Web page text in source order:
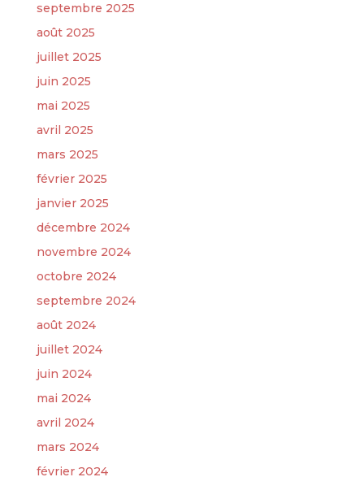
septembre 2025
août 2025
juillet 2025
juin 2025
mai 2025
avril 2025
mars 2025
février 2025
janvier 2025
décembre 2024
novembre 2024
octobre 2024
septembre 2024
août 2024
juillet 2024
juin 2024
mai 2024
avril 2024
mars 2024
février 2024